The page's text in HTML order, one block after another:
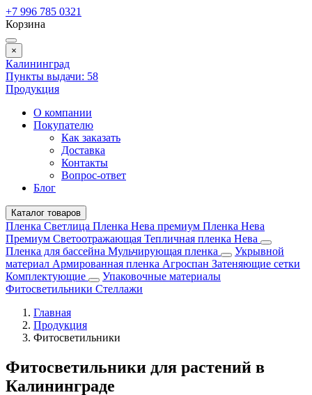
+7 996 785 0321
Корзина
×
Калининград
Пункты выдачи: 58
Продукция
О компании
Покупателю
Как заказать
Доставка
Контакты
Вопрос-ответ
Блог
Каталог товаров
Пленка Светлица Пленка Нева премиум Пленка Нева
Премиум Светоотражающая Тепличная пленка Нева
Пленка для бассейна Мульчирующая пленка
Укрывной
материал Армированная пленка Агроспан Затеняющие сетки
Комплектующие
Упаковочные материалы
Фитосветильники Стеллажи
Главная
Продукция
Фитосветильники
Фитосветильники для растений в
Калининграде